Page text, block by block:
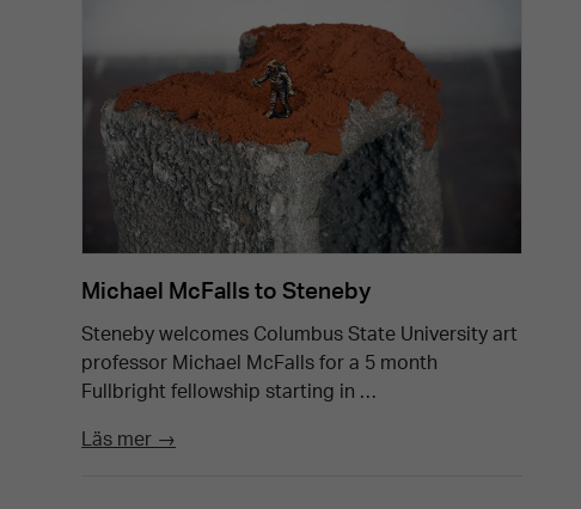
Michael McFalls to Steneby
Steneby welcomes Columbus State University art
professor Michael McFalls for a 5 month
Fullbright fellowship starting in …
Läs mer →